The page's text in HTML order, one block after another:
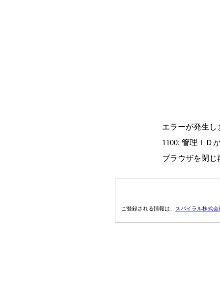
エラーが発生し
1100: 管理ＩＤ
ブラウザを閉じ
ご登録される情報は、 スパイラル株式会